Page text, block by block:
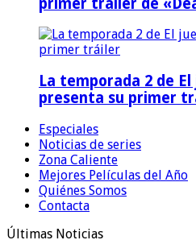
La temporada 2 de
presenta su primer
Especiales
Noticias de series
Zona Caliente
Mejores Películas del Año
Quiénes Somos
Contacta
Últimas Noticias